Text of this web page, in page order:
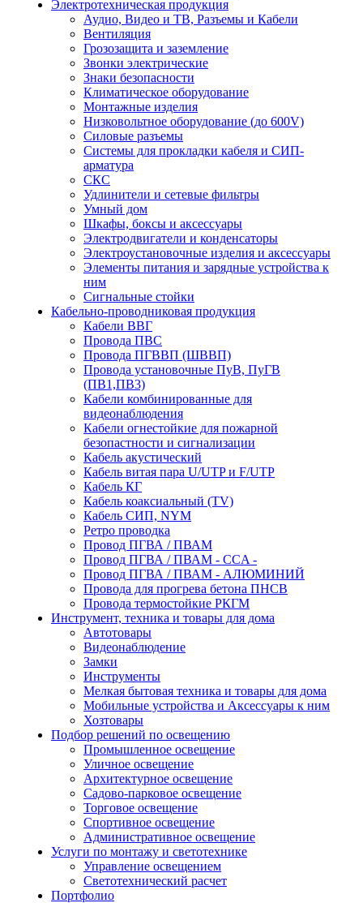
Электротехническая продукция
Аудио, Видео и ТВ, Разъемы и Кабели
Вентиляция
Грозозащита и заземление
Звонки электрические
Знаки безопасности
Климатическое оборудование
Монтажные изделия
Низковольтное оборудование (до 600V)
Силовые разъемы
Системы для прокладки кабеля и СИП-
арматура
СКС
Удлинители и сетевые фильтры
Умный дом
Шкафы, боксы и аксессуары
Электродвигатели и конденсаторы
Электроустановочные изделия и аксессуары
Элементы питания и зарядные устройства к
ним
Сигнальные стойки
Кабельно-проводниковая продукция
Кабели ВВГ
Провода ПВС
Провода ПГВВП (ШВВП)
Провода установочные ПуВ, ПуГВ
(ПВ1,ПВ3)
Кабели комбинированные для
видеонаблюдения
Кабели огнестойкие для пожарной
безопастности и сигнализации
Кабель акустический
Кабель витая пара U/UTP и F/UTP
Кабель КГ
Кабель коаксиальный (TV)
Кабель СИП, NYM
Ретро проводка
Провод ПГВА / ПВАМ
Провод ПГВА / ПВАМ - CCA -
Провод ПГВА / ПВАМ - АЛЮМИНИЙ
Провода для прогрева бетона ПНСВ
Провода термостойкие РКГМ
Инструмент, техника и товары для дома
Автотовары
Видеонаблюдение
Замки
Инструменты
Мелкая бытовая техника и товары для дома
Мобильные устройства и Аксессуары к ним
Хозтовары
Подбор решений по освещению
Промышленное освещение
Уличное освещение
Архитектурное освещение
Садово-парковое освещение
Торговое освещение
Спортивное освещение
Административное освещение
Услуги по монтажу и светотехнике
Управление освещением
Светотехнический расчет
Портфолио